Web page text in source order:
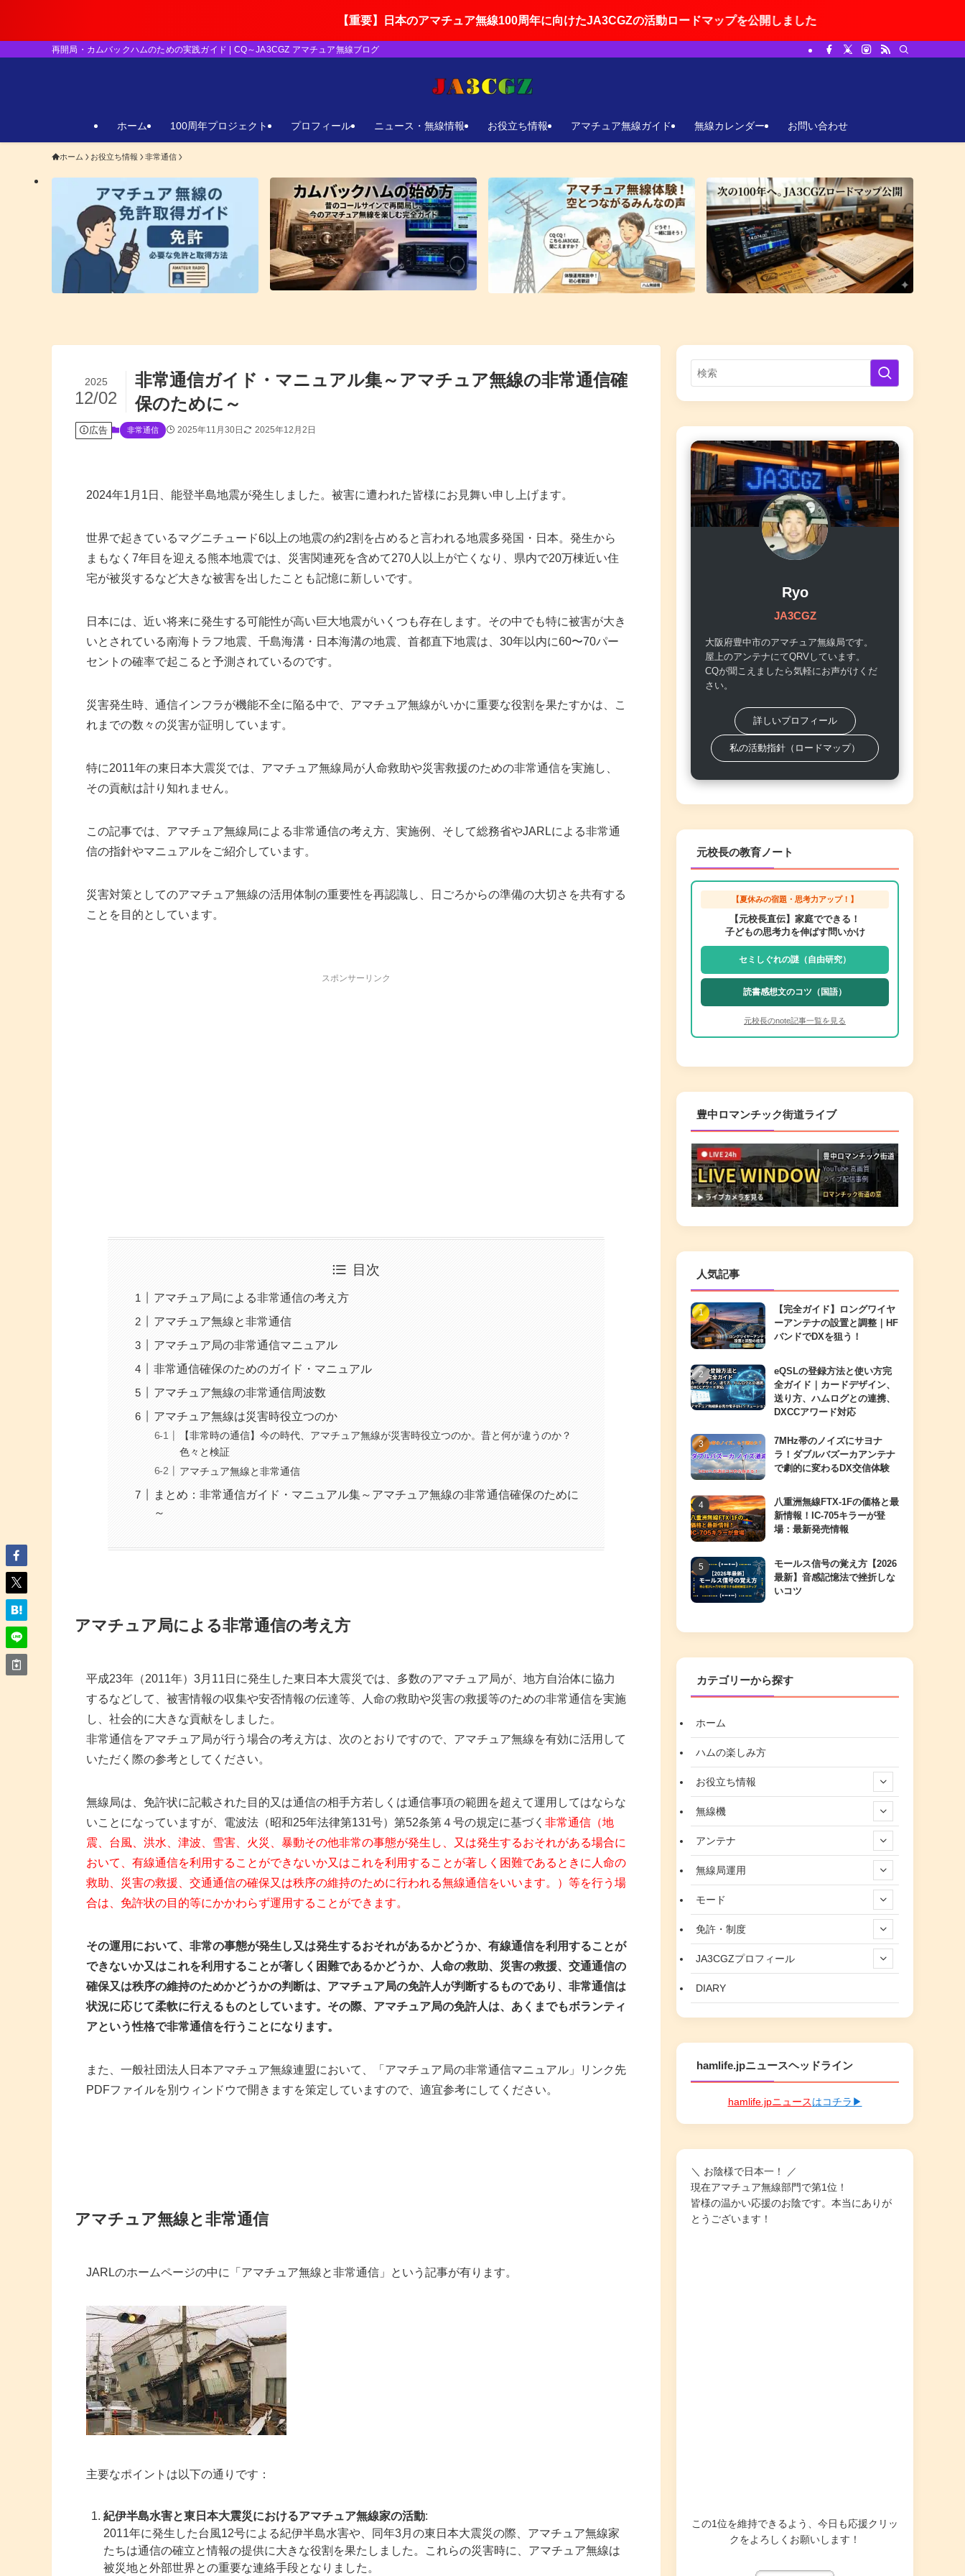
【重要】日本のアマチュア無線100周年に向けたJA3CGZの活動ロードマップを公開しました
再開局・カムバックハムのための実践ガイド | CQ～JA3CGZ アマチュア無線ブログ
ホーム 100周年プロジェクト プロフィール ニュース・無線情報 お役立ち情報 アマチュア無線ガイド 無線カレンダー お問い合わせ
ホーム お役立ち情報 非常通信
非常通信ガイド・マニュアル集～アマチュア無線の非常通信確
保のために～
2025
12/02
広告 非常通信 2025年11月30日 2025年12月2日
2024年1月1日、能登半島地震が発生しました。被害に遭われた皆様にお見舞い申し上げます。
世界で起きているマグニチュード6以上の地震の約2割を占めると言われる地震多発国・日本。発生から
まもなく7年目を迎える熊本地震では、災害関連死を含めて270人以上が亡くなり、県内で20万棟近い住
宅が被災するなど大きな被害を出したことも記憶に新しいです。
日本には、近い将来に発生する可能性が高い巨大地震がいくつも存在します。その中でも特に被害が大き
いとされている南海トラフ地震、千島海溝・日本海溝の地震、首都直下地震は、30年以内に60〜70パー
セントの確率で起こると予測されているのです。
災害発生時、通信インフラが機能不全に陥る中で、アマチュア無線がいかに重要な役割を果たすかは、こ
れまでの数々の災害が証明しています。
特に2011年の東日本大震災では、アマチュア無線局が人命救助や災害救援のための非常通信を実施し、
その貢献は計り知れません。
この記事では、アマチュア無線局による非常通信の考え方、実施例、そして総務省やJARLによる非常通
信の指針やマニュアルをご紹介しています。
災害対策としてのアマチュア無線の活用体制の重要性を再認識し、日ごろからの準備の大切さを共有する
ことを目的としています。
スポンサーリンク
目次
アマチュア局による非常通信の考え方
アマチュア無線と非常通信
アマチュア局の非常通信マニュアル
非常通信確保のためのガイド・マニュアル
アマチュア無線の非常通信周波数
アマチュア無線は災害時役立つのか
【非常時の通信】今の時代、アマチュア無線が災害時役立つのか。昔と何が違うのか？
色々と検証
アマチュア無線と非常通信
まとめ：非常通信ガイド・マニュアル集～アマチュア無線の非常通信確保のために
～
アマチュア局による非常通信の考え方
平成23年（2011年）3月11日に発生した東日本大震災では、多数のアマチュア局が、地方自治体に協力
するなどして、被害情報の収集や安否情報の伝達等、人命の救助や災害の救援等のための非常通信を実施
し、社会的に大きな貢献をしました。
非常通信をアマチュア局が行う場合の考え方は、次のとおりですので、アマチュア無線を有効に活用して
いただく際の参考としてください。
無線局は、免許状に記載された目的又は通信の相手方若しくは通信事項の範囲を超えて運用してはならな
いことになっていますが、電波法（昭和25年法律第131号）第52条第４号の規定に基づく 非常通信（地
震、台風、洪水、津波、雪害、火災、暴動その他非常の事態が発生し、又は発生するおそれがある場合に
おいて、有線通信を利用することができないか又はこれを利用することが著しく困難であるときに人命の
救助、災害の救援、交通通信の確保又は秩序の維持のために行われる無線通信をいいます。）等を行う場
合は、免許状の目的等にかかわらず運用することができます。
その運用において、非常の事態が発生し又は発生するおそれがあるかどうか、有線通信を利用することが
できないか又はこれを利用することが著しく困難であるかどうか、人命の救助、災害の救援、交通通信の
確保又は秩序の維持のためかどうかの判断は、アマチュア局の免許人が判断するものであり、非常通信は
状況に応じて柔軟に行えるものとしています。その際、アマチュア局の免許人は、 あくまでもボランティ
アという性格で非常通信を行う ことになります。
また、一般社団法人日本アマチュア無線連盟において、「アマチュア局の非常通信マニュアル」リンク先
PDFファイルを別ウィンドウで開きますを策定していますので、適宜参考にしてください。
アマチュア無線と非常通信
JARLのホームページの中に「アマチュア無線と非常通信」という記事が有ります。
主要なポイントは以下の通りです：
紀伊半島水害と東日本大震災におけるアマチュア無線家の活動:
2011年に発生した台風12号による紀伊半島水害や、同年3月の東日本大震災の際、アマチュア無線家
たちは通信の確立と情報の提供に大きな役割を果たしました。これらの災害時に、アマチュア無線は
被災地と外部世界との重要な連絡手段となりました。
Ryo
JA3CGZ
大阪府豊中市のアマチュア無線局です。
屋上のアンテナにてQRVしています。
CQが聞こえましたら気軽にお声がけくだ
さい。
詳しいプロフィール
私の活動指針（ロードマップ）
元校長の教育ノート
【夏休みの宿題・思考力アップ！】
【元校長直伝】家庭でできる！
子どもの思考力を伸ばす問いかけ
セミしぐれの謎（自由研究）
読書感想文のコツ（国語）
元校長のnote記事一覧を見る
豊中ロマンチック街道ライブ
人気記事
【完全ガイド】ロングワイヤ
ーアンテナの設置と調整｜HF
バンドでDXを狙う！
eQSLの登録方法と使い方完
全ガイド｜カードデザイン、
送り方、ハムログとの連携、
DXCCアワード対応
7MHz帯のノイズにサヨナ
ラ！ダブルバズーカアンテナ
で劇的に変わるDX交信体験
八重洲無線FTX-1Fの価格と最
新情報！IC-705キラーが登
場：最新発売情報
モールス信号の覚え方【2026
最新】音感記憶法で挫折しな
いコツ
カテゴリーから探す
ホーム
ハムの楽しみ方
お役立ち情報
無線機
アンテナ
無線局運用
モード
免許・制度
JA3CGZプロフィール
DIARY
hamlife.jpニュースヘッドライン
hamlife.jpニュースはコチラ▶
＼ お陰様で日本一！ ／
現在アマチュア無線部門で第1位！
皆様の温かい応援のお陰です。本当にありが
とうございます！
この1位を維持できるよう、今日も応援クリッ
クをよろしくお願いします！